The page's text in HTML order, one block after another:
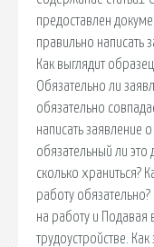
предоставлен
правильно написать
Как выглядит
Обязательно ли
обязательно
написать заявление
обязательный ли это
сколько храниться?
работу
на работу и Подавая
трудоустройстве.